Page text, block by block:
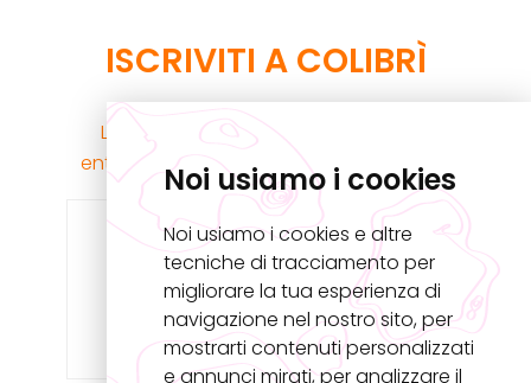
Noi usiamo i cookies
Noi usiamo i cookies e altre
tecniche di tracciamento per
migliorare la tua esperienza di
navigazione nel nostro sito, per
mostrarti contenuti personalizzati
e annunci mirati, per analizzare il
ISCRIVITI A COLIBRÌ
La Newsletter collaborativa di U.Rise:
entra a far parte della nostra comunità!